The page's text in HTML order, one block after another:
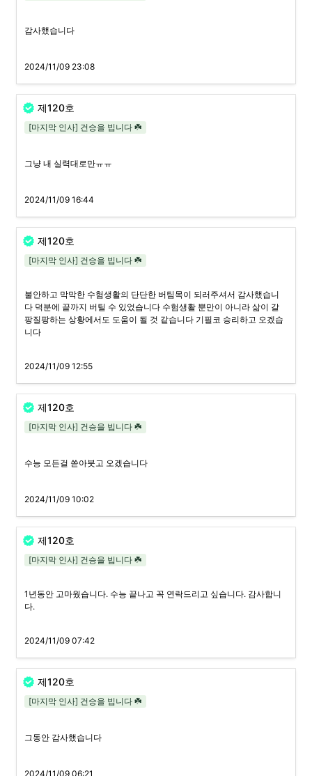
감사했습니다
2024/11/09 23:08
제120호
[마지막 인사] 건승을 빕니다 ☘️
그냥 내 실력대로만ㅠㅠ
2024/11/09 16:44
제120호
[마지막 인사] 건승을 빕니다 ☘️
불안하고 막막한 수험생활의 단단한 버팀목이 되러주셔서 감사했습니
다 덕분에 끝까지 버틸 수 있었습니다 수험생활 뿐만이 아니라 삶이 갈
팡질팡하는 상황에서도 도움이 될 것 같습니다 기필코 승리하고 오겠습
니다
2024/11/09 12:55
제120호
[마지막 인사] 건승을 빕니다 ☘️
수능 모든걸 쏟아붓고 오겠습니다
2024/11/09 10:02
제120호
[마지막 인사] 건승을 빕니다 ☘️
1년동안 고마웠습니다. 수능 끝나고 꼭 연락드리고 싶습니다. 감사합니
다.
2024/11/09 07:42
제120호
[마지막 인사] 건승을 빕니다 ☘️
그동안 감사했습니다
2024/11/09 06:21